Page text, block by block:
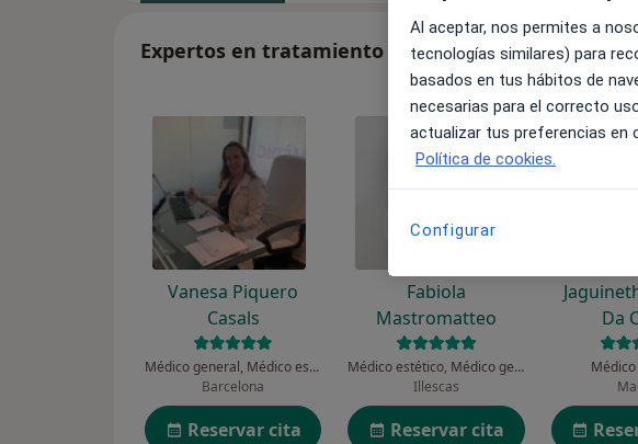
Expertos en tratamiento de acné a láser
Vanesa Piquero
Casals
Médico general, Médico estético
Barcelona
Reservar cita
Fabiola
Mastromatteo
Médico estético, Médico general
Illescas
Reservar cita
Da
Al aceptar, nos permites a
tecnologías similares) para
basados en tus hábitos de
necesarias para el correcto
actualizar tus preferencias en
Política de cookies.
Configurar